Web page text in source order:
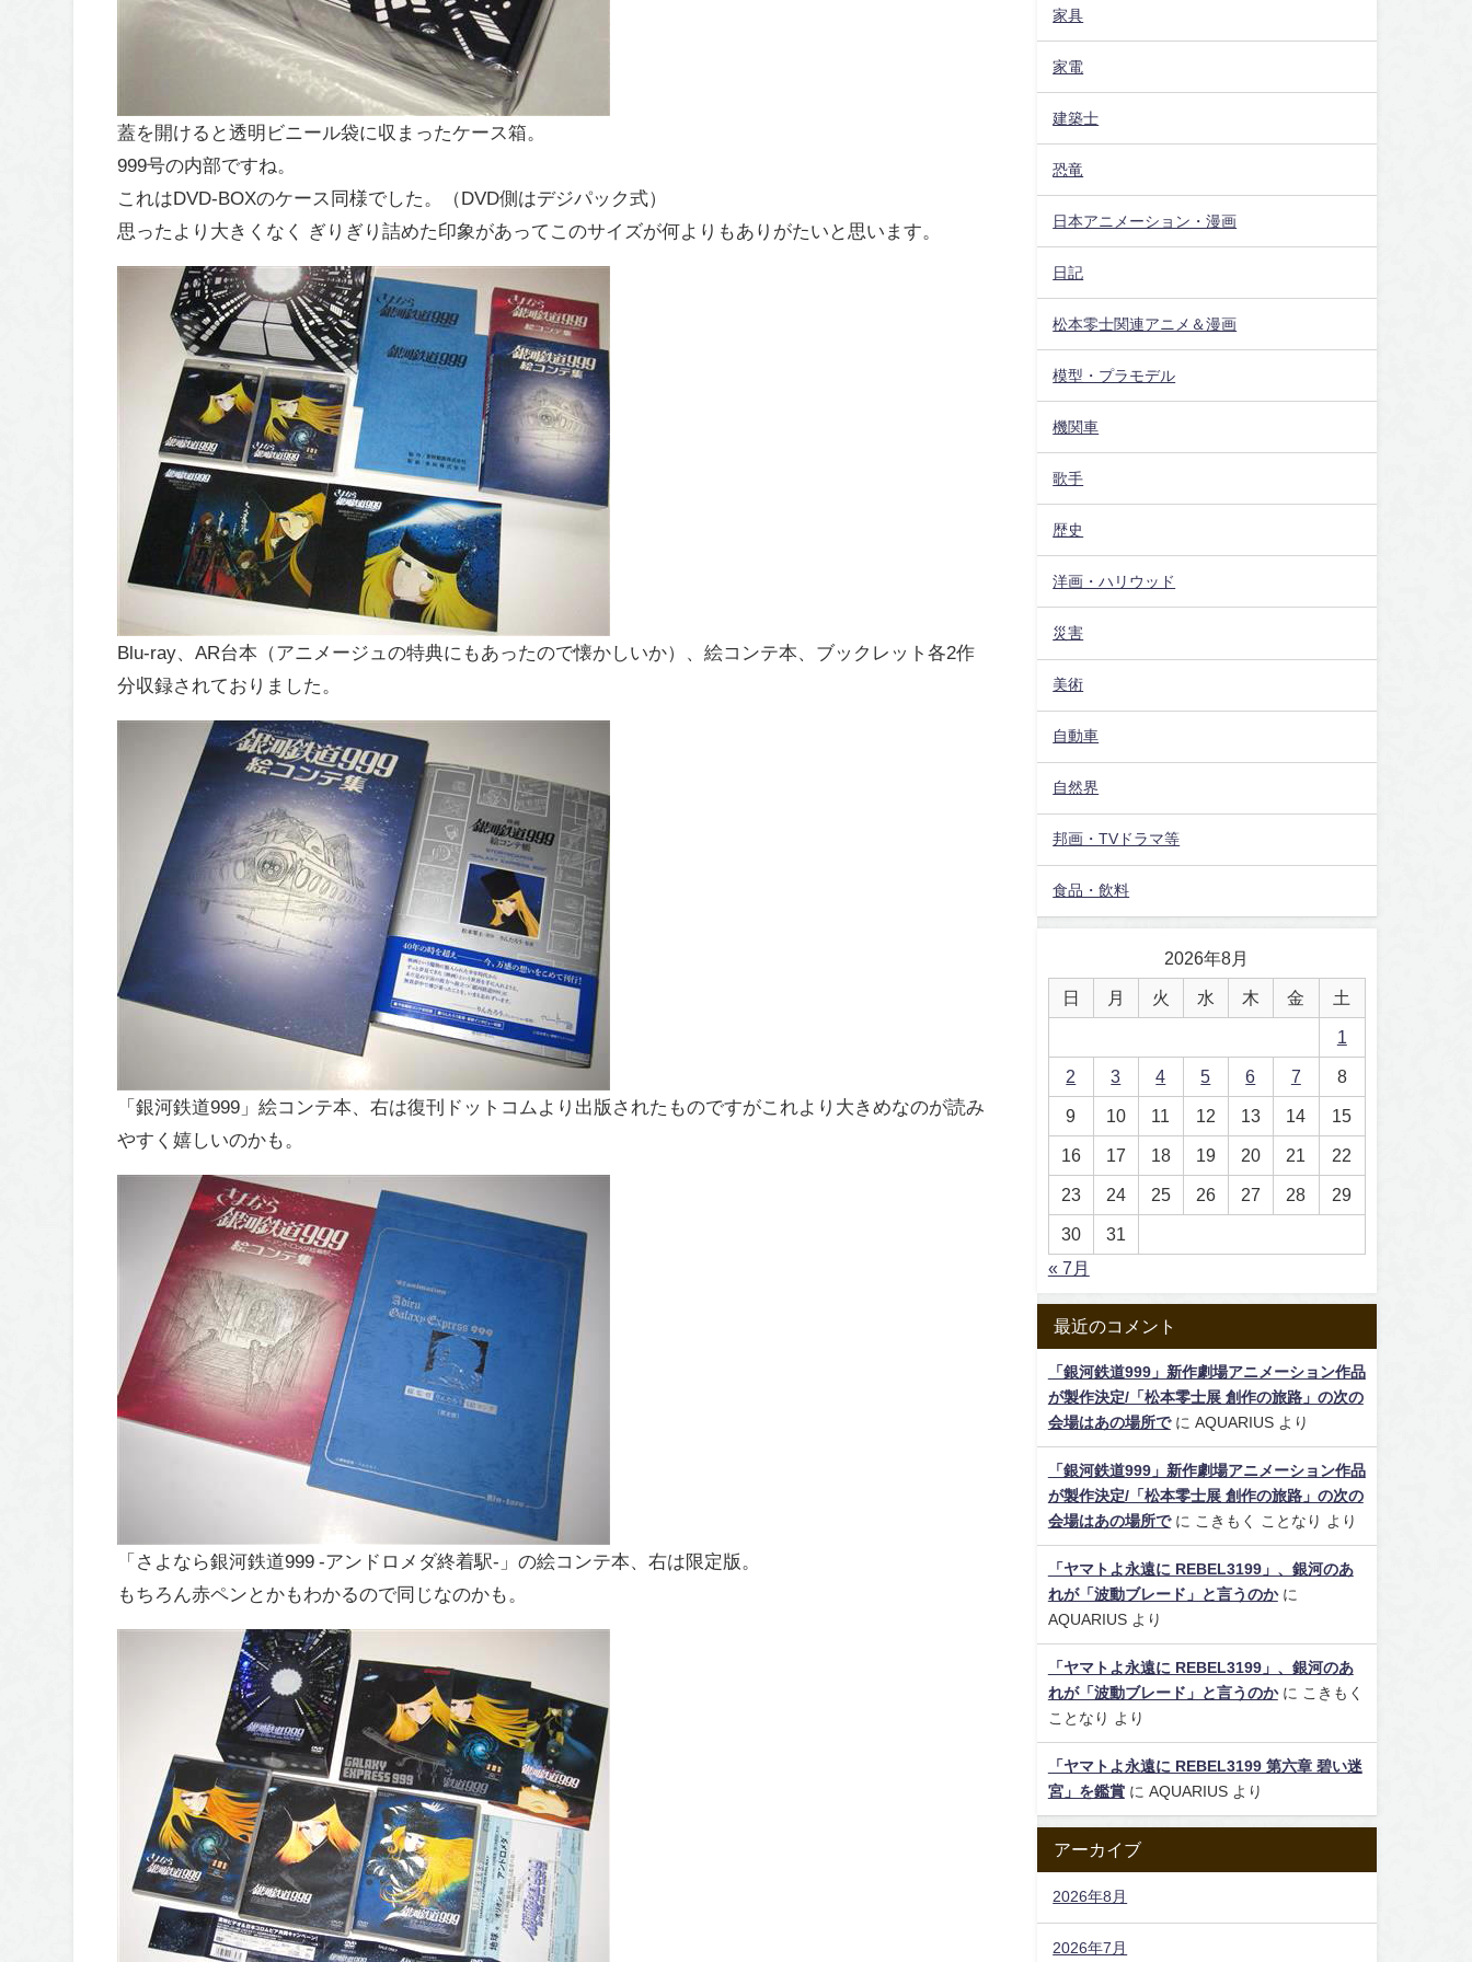
蓋を開けると透明ビニール袋に収まったケース箱。
999号の内部ですね。
これはDVD-BOXのケース同様でした。（DVD側はデジパック式）
思ったより大きくなく ぎりぎり詰めた印象があってこのサイズが何よりもありがたいと思います。
Blu-ray、AR台本（アニメージュの特典にもあったので懐かしいか）、絵コンテ本、ブックレット各2作
分収録されておりました。
「銀河鉄道999」絵コンテ本、右は復刊ドットコムより出版されたものですがこれより大きめなのが読み
やすく嬉しいのかも。
「さよなら銀河鉄道999 -アンドロメダ終着駅-」の絵コンテ本、右は限定版。
もちろん赤ペンとかもわかるので同じなのかも。
家具
家電
建築士
恐竜
日本アニメーション・漫画
日記
松本零士関連アニメ＆漫画
模型・プラモデル
機関車
歌手
歴史
洋画・ハリウッド
災害
美術
自動車
自然界
邦画・TVドラマ等
食品・飲料
2026年8月
日 月 火 水 木 金 土
1
2 3 4 5 6 7 8
9 10 11 12 13 14 15
16 17 18 19 20 21 22
23 24 25 26 27 28 29
30
31
« 7月
最近のコメント
「銀河鉄道999」新作劇場アニメーション作品
が製作決定/「松本零士展 創作の旅路」の次の
会場はあの場所でに AQUARIUSより
「銀河鉄道999」新作劇場アニメーション作品
が製作決定/「松本零士展 創作の旅路」の次の
会場はあの場所でに こきもく ことなり より
「ヤマトよ永遠に REBEL3199」、銀河のあ
れが「波動ブレード」と言うのかに
AQUARIUSより
「ヤマトよ永遠に REBEL3199」、銀河のあ
れが「波動ブレード」と言うのかに
こきもく
ことなり
より
「ヤマトよ永遠に REBEL3199 第六章 碧い迷
宮」を鑑賞に AQUARIUSより
アーカイブ
2026年8月
2026年7月